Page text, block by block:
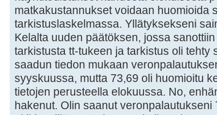
matkakustannukset voidaan huomioida
tarkistuslaskelmassa. Yllätyksekseni
Kelalta uuden päätöksen, jossa
tarkistusta tt-tukeen ja tarkistus oli tehty
saadun tiedon mukaan
syyskuussa, mutta 73,69 oli huomioitu
tietojen perusteella elokuussa. No,
hakenut. Olin saanut